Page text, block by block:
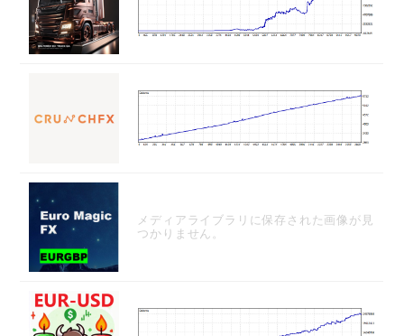
メディアライブラリに保存された画像が見
つかりません。